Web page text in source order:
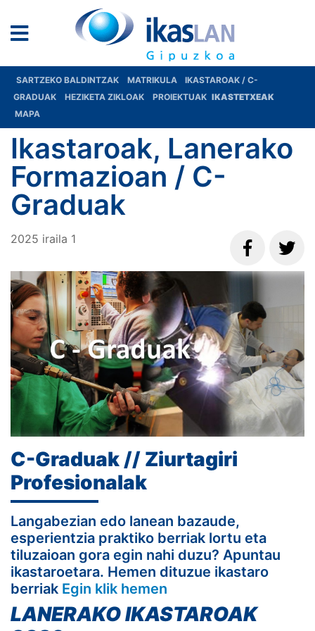
SARTZEKO BALDINTZAK MATRIKULA
IKASTAROAK / C-
GRADUAK
HEZIKETA ZIKLOAK PROIEKTUAK IKASTETXEAK
MAPA
Ikastaroak, Lanerako
Formazioan / C-
Graduak
2025 iraila 1
C-Graduak // Ziurtagiri
Profesionalak
Langabezian edo lanean bazaude,
esperientzia praktiko berriak lortu eta
tiluzaioan gora egin nahi duzu? Apuntau
ikastaroetara. Hemen dituzue ikastaro
berriak Egin klik hemen
LANERAKO IKASTAROAK